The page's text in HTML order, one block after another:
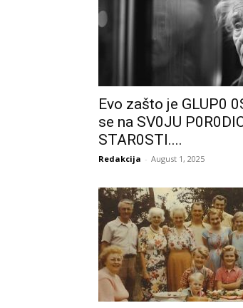
Evo zašto je GLUP0
se na SV0JU
STAR0STI....
Redakcija - August 1, 2025